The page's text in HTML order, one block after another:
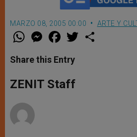
MARZO 08, 2005 00:00 ARTE Y
W
t
s
p
p
M
e
s
e
g
e
F
a
e
b
o
k
w
Share this Entry
ZENIT Staff